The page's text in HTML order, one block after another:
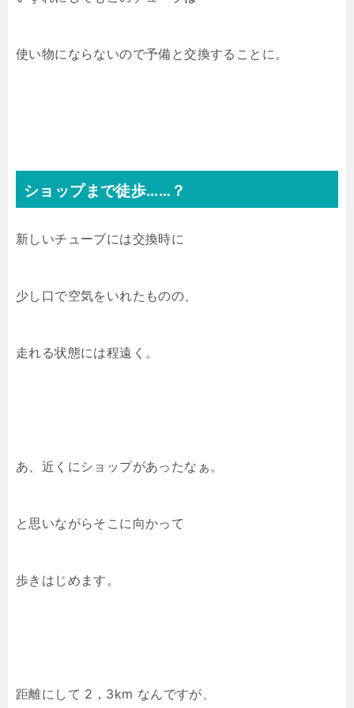
使い物にならないので予備と交換することに。
ショップまで徒歩……？
新しいチューブには交換時に
少し口で空気をいれたものの、
走れる状態には程遠く。
あ、近くにショップがあったなぁ。
と思いながらそこに向かって
歩きはじめます。
距離にして 2，3km なんですが、